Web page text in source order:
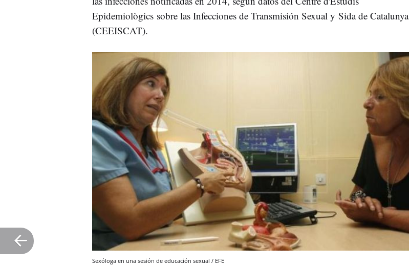
Epidemiològics sobre las Infecciones de Transmisión Sexual y Sida de Catalunya
(CEEISCAT).
Sexóloga en una sesión de educación sexual / EFE